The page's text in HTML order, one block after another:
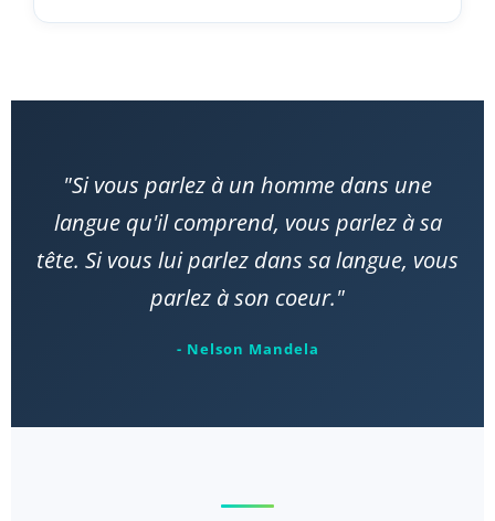
"Si vous parlez à un homme dans une
langue qu'il comprend, vous parlez à sa
tête. Si vous lui parlez dans sa langue, vous
parlez à son coeur."
- Nelson Mandela